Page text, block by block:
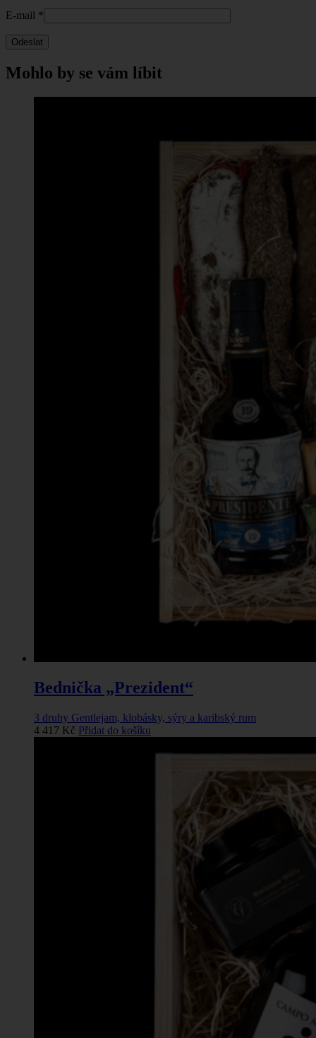
E-mail *
Mohlo by se vám líbit
Bednička „Prezident“
3 druhy Gentlejam, klobásky, sýry a karibský rum
4 417 Kč Přidat do košíku